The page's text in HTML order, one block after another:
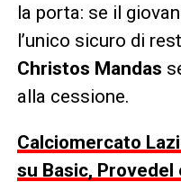
la porta: se il
l’unico sicuro di
Christos Mandas
alla cessione.
Calciomercato
su Basic, Provedel